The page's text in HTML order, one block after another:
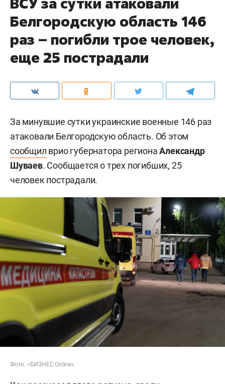
Белгородскую область 146
раз – погибли трое человек,
еще 25 пострадали
За минувшие сутки украинские военные 146 раз
атаковали Белгородскую область. Об этом
сообщил врио губернатора регионаАлександр
Шуваев. Сообщается о трех погибших, 25
человек пострадали.
Фото: «БИЗНЕС Online»